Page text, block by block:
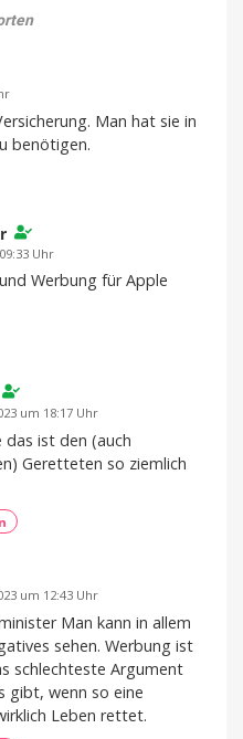
Text-
Chats
Man hat sie in
benötigen.
Uhr
Werbung für Apple
um 18:17 Uhr
das ist den (auch
Geretteten so ziemlich
um 12:43 Uhr
Man kann in allem
sehen. Werbung ist
schlechteste Argument
gibt, wenn so eine
Leben rettet.